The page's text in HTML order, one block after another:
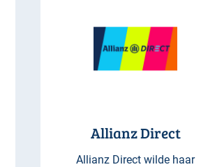
Allianz Direct
Allianz Direct wilde haar